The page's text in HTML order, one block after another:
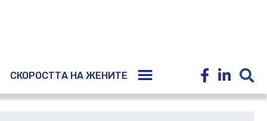
СКОРОСТТА НА ЖЕНИТЕ